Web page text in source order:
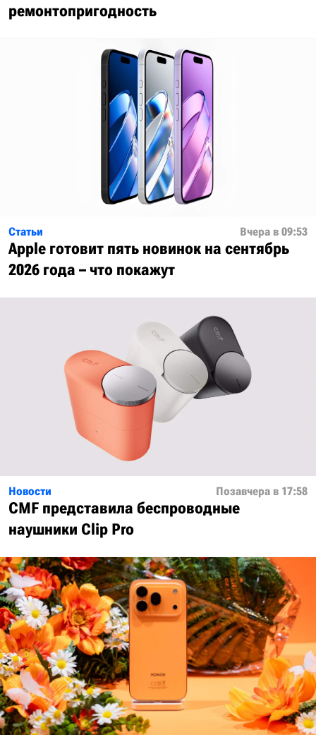
ремонтопригодность
Статьи Вчера в 09:53
Apple готовит пять новинок на сентябрь
2026 года – что покажут
Новости Позавчера в 17:58
CMF представила беспроводные
наушники Clip Pro